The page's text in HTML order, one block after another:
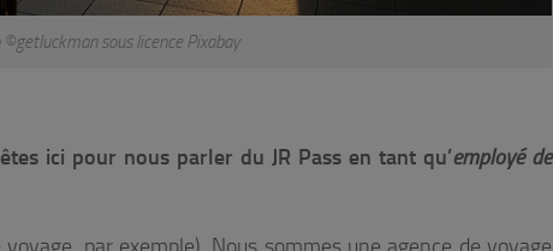
sous licence Pixabay
ici pour nous parler du JR Pass en tant qu’employé de